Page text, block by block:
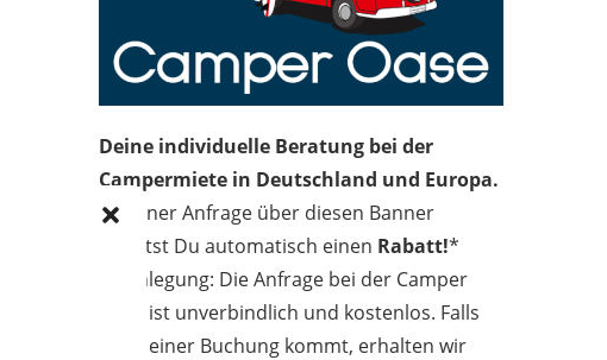
Deine individuelle Beratung bei der
Campermiete in Deutschland und Europa.
Bei einer Anfrage über diesen Banner
erhältst Du automatisch einen Rabatt!*
Offenlegung: Die Anfrage bei der Camper
Oase ist unverbindlich und kostenlos. Falls
es zu einer Buchung kommt, erhalten wir